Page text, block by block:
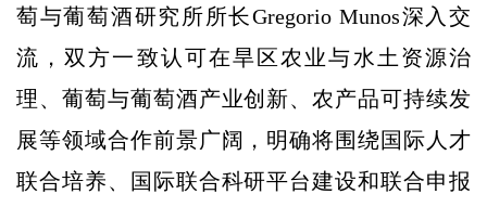
萄与葡萄酒研究所所长Gregorio Munos深入交
流，双方一致认可在旱区农业与水土资源治
理、葡萄与葡萄酒产业创新、农产品可持续发
展等领域合作前景广阔，明确将围绕国际人才
联合培养、国际联合科研平台建设和联合申报